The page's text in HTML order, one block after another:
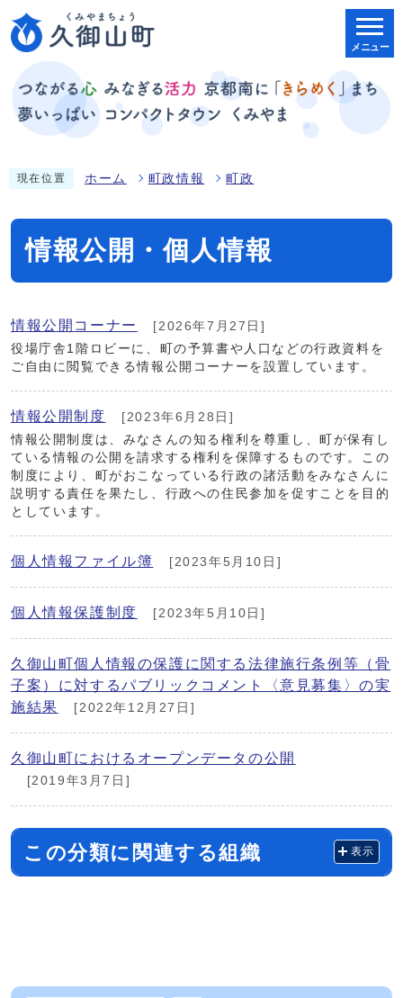
メニュー
現在位置 ホーム 町政情報 町政
情報公開・個人情報
情報公開コーナー
[2026年7月27日]
役場庁舎1階ロビーに、町の予算書や人口などの行政資料を
ご自由に閲覧できる情報公開コーナーを設置しています。
情報公開制度
[2023年6月28日]
情報公開制度は、みなさんの知る権利を尊重し、町が保有し
ている情報の公開を請求する権利を保障するものです。この
制度により、町がおこなっている行政の諸活動をみなさんに
説明する責任を果たし、行政への住民参加を促すことを目的
としています。
個人情報ファイル簿 [2023年5月10日]
個人情報保護制度 [2023年5月10日]
久御山町個人情報の保護に関する法律施行条例等（骨
子案）に対するパブリックコメント〈意見募集〉の実
施結果
[2022年12月27日]
久御山町におけるオープンデータの公開
[2019年3月7日]
この分類に関連する組織 表示